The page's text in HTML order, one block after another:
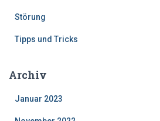
Störung
Tipps und Tricks
Archiv
Januar 2023